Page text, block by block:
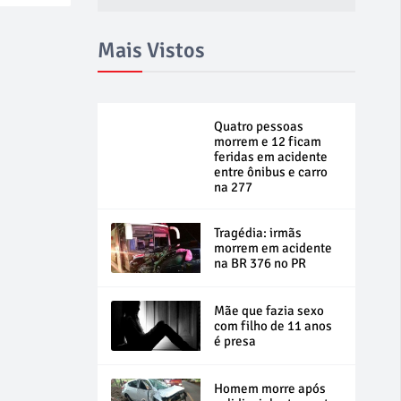
Mais Vistos
Quatro pessoas
morrem e 12 ficam
feridas em acidente
entre ônibus e carro
na 277
Tragédia: irmãs
morrem em acidente
na BR 376 no PR
Mãe que fazia sexo
com filho de 11 anos
é presa
Homem morre após